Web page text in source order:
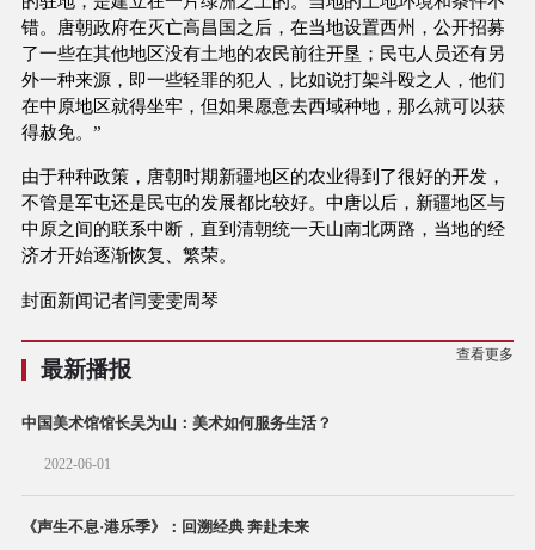
错。唐朝政府在灭亡高昌国之后，在当地设置西州，公开招募
了一些在其他地区没有土地的农民前往开垦；民屯人员还有另
外一种来源，即一些轻罪的犯人，比如说打架斗殴之人，他们
在中原地区就得坐牢，但如果愿意去西域种地，那么就可以获
得赦免。”
由于种种政策，唐朝时期新疆地区的农业得到了很好的开发，
不管是军屯还是民屯的发展都比较好。中唐以后，新疆地区与
中原之间的联系中断，直到清朝统一天山南北两路，当地的经
济才开始逐渐恢复、繁荣。
封面新闻记者闫雯雯周琴
最新播报
查看更多
中国美术馆馆长吴为山：美术如何服务生活？
2022-06-01
《声生不息·港乐季》：回溯经典 奔赴未来